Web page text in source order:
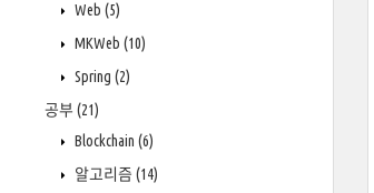
Web (5)
MKWeb (10)
Spring (2)
공부 (21)
Blockchain (6)
알고리즘 (14)